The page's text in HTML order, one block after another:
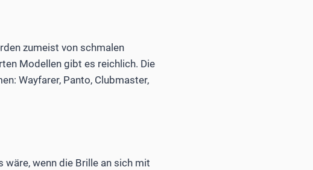
zumeist von schmalen
Modellen gibt es reichlich. Die
Wayfarer, Panto, Clubmaster,
wenn die Brille an sich mit